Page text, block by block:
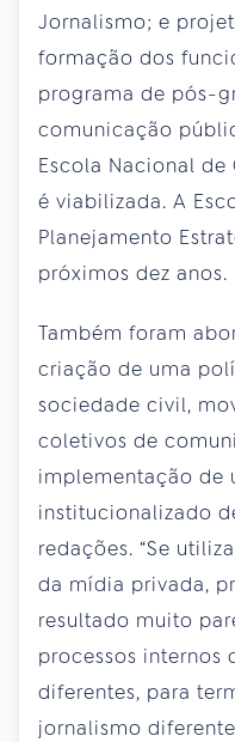
Jornalismo; e
formação dos
programa de pós-
comunicação
Escola Nacional
é viabilizada. A
Planejamento
próximos dez anos.
Também foram
criação de uma
sociedade civil,
coletivos de
implementação de
institucionalizado
redações. “Se
da mídia privada,
resultado muito
processos internos
diferentes, para
jornalismo